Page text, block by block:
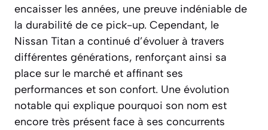
encaisser les années, une preuve indéniable de
la durabilité de ce pick-up. Cependant, le
Nissan Titan a continué d’évoluer à travers
différentes générations, renforçant ainsi sa
place sur le marché et affinant ses
performances et son confort. Une évolution
notable qui explique pourquoi son nom est
encore très présent face à ses concurrents